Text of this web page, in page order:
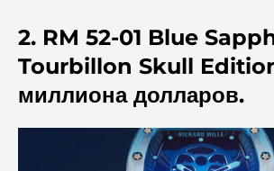
Пятизвездочные отели в Дубае:
роскошь для каждого
путеводитель
2. RM 52-01 Blue
Tourbillon Skull
миллиона долларов.